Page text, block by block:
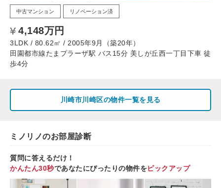
中古マンション リノベーション済
4,148万円
3LDK / 80.62㎡ / 2005年9月（築20年）
田園都市線たまプラーザ駅 バス15分 美しが丘西一丁目下車 徒
歩4分
川崎市川崎区の物件一覧を見る
ミノリノのお部屋診断
質問に答えるだけ！
かんたん30秒であなたにぴったりの物件をピックアップ